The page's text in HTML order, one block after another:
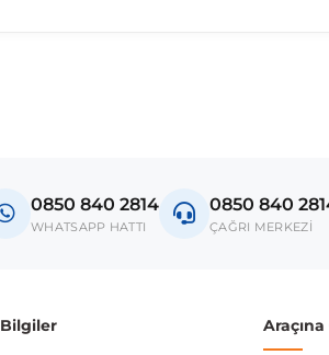
ve kasa tipleri kullanabilmektedir.
0850 840 2814
WHATSAPP HATTI
0850 840
ÇAĞRI MERKEZİ